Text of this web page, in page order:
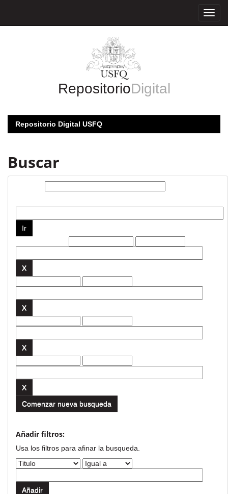
RepositorioDigital
Repositorio Digital USFQ
Buscar
Comenzar nueva busqueda
Añadir filtros:
Usa los filtros para afinar la busqueda.